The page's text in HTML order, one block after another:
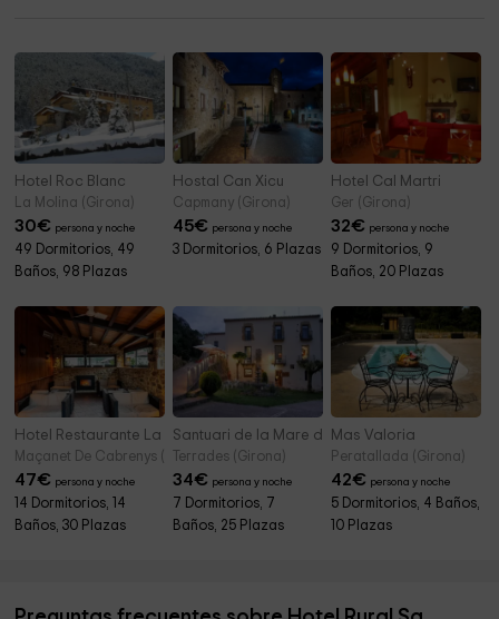
Hotel Roc Blanc
La Molina (Girona)
30€ persona y noche
49 Dormitorios, 49
Baños, 98 Plazas
Hostal Can Xicu
Capmany (Girona)
45€ persona y noche
3 Dormitorios, 6 Plazas
Hotel Cal Martri
Ger (Girona)
32€ persona y noche
9 Dormitorios, 9
Baños, 20 Plazas
Hotel Restaurante La Quadra
Maçanet De Cabrenys (Girona)
47€ persona y noche
14 Dormitorios, 14
Baños, 30 Plazas
Santuari de la Mare de Deú de la Salut
Terrades (Girona)
34€ persona y noche
7 Dormitorios, 7
Baños, 25 Plazas
Mas Valoria
Peratallada (Girona)
42€ persona y noche
5 Dormitorios, 4 Baños,
10 Plazas